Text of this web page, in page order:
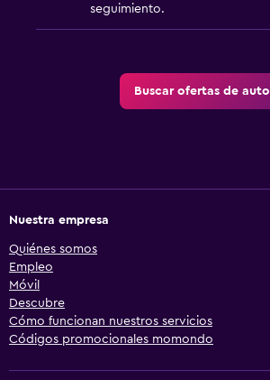
seguimiento.
Buscar ofertas de auto
Nuestra empresa
Quiénes somos
Empleo
Móvil
Descubre
Cómo funcionan nuestros servicios
Códigos promocionales momondo